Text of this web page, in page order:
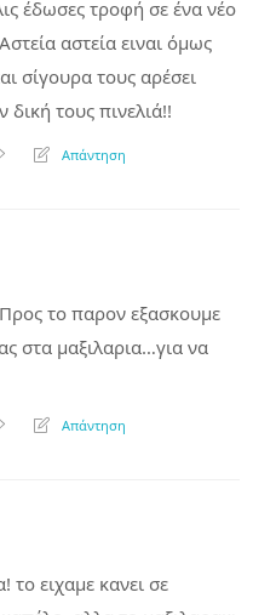
έδωσες τροφή σε ένα νέο
αστεία ειναι όμως
σίγουρα τους αρέσει
δική τους πινελιά!!
Απάντηση
το παρον εξασκουμε
στα μαξιλαρια…για να
Απάντηση
το ειχαμε κανει σε